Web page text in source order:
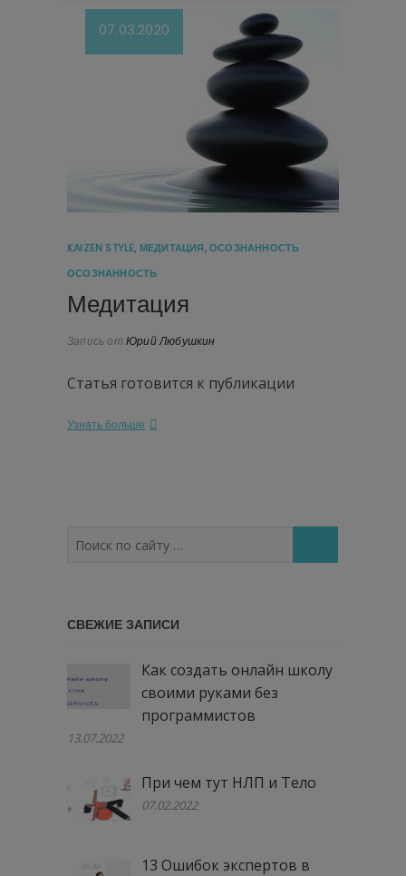
07.03.2020
KAIZEN STYLE, МЕДИТАЦИЯ,ОСОЗНАННОСТЬ
ОСОЗНАННОСТЬ
Медитация
Запись от Юрий Любушкин
Статья готовится к публикации
Узнать больше
по
СВЕЖИЕ ЗАПИСИ
Как создать онлайн школу
своими руками без
программистов
13.07.2022
При чем тут НЛП и Тело
07.02.2022
13 Ошибок экспертов в